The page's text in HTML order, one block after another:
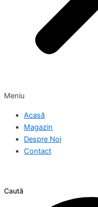
Meniu
Acasă
Magazin
Despre Noi
Contact
Caută